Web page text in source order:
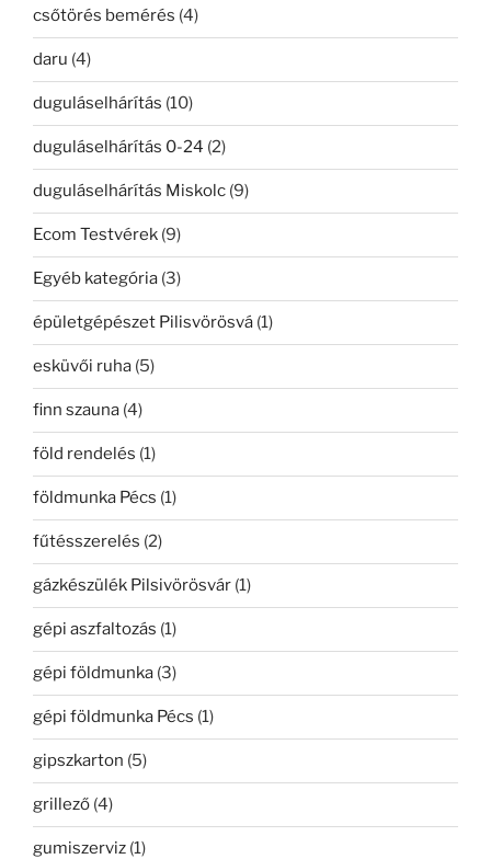
csőtörés bemérés (4)
daru (4)
duguláselhárítás (10)
duguláselhárítás 0-24 (2)
duguláselhárítás Miskolc (9)
Ecom Testvérek (9)
Egyéb kategória (3)
épületgépészet Pilisvörösvá (1)
esküvői ruha (5)
finn szauna (4)
föld rendelés (1)
földmunka Pécs (1)
fűtésszerelés (2)
gázkészülék Pilsivörösvár (1)
gépi aszfaltozás (1)
gépi földmunka (3)
gépi földmunka Pécs (1)
gipszkarton (5)
grillező (4)
gumiszerviz (1)